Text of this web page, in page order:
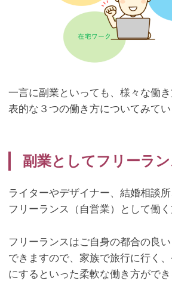
一言に副業といっても、様々な働
表的な３つの働き方についてみてい
副業としてフリーラン
ライターやデザイナー、結婚相談
フリーランス（自営業）として働く
フリーランスはご自身の都合の良
できますので、家族で旅行に行く
にするといった柔軟な働き方ができ